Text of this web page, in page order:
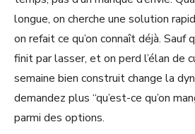
longue, on cherche une solution
on refait ce qu’on connaît déjà. Sauf
finit par lasser, et on perd l’élan de
semaine bien construit change la
demandez plus “qu’est-ce qu’on
parmi des options.